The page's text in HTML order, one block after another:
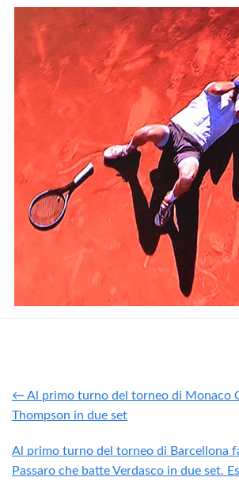
← Al primo turno del torneo di Monaco
Thompson in due set
Al primo turno del torneo di Barcellona
Passaro che batte Verdasco in due set.